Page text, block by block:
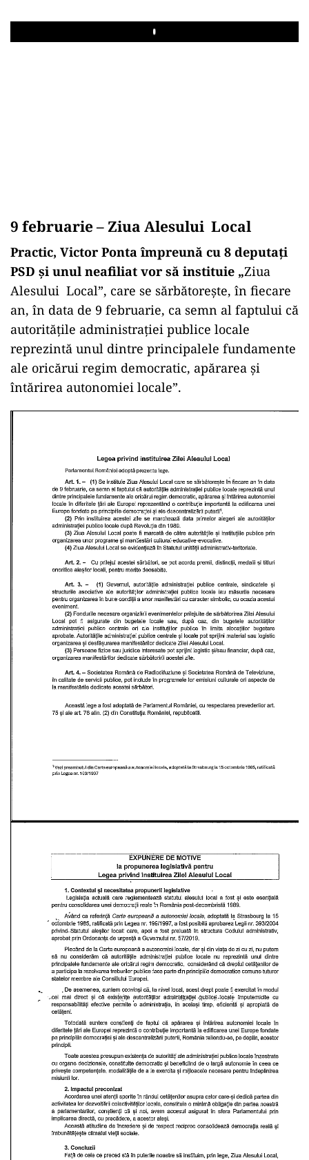
Play
9 februarie –Ziua Alesului Local
Practic, Victor Ponta împreună cu 8 deputați
PSD și unul neafiliat vor să instituie „Ziua
Alesului Local”, care se sărbătoreşte, în fiecare
an, în data de 9 februarie, ca semn al faptului că
autorităţile administraţiei publice locale
reprezintă unul dintre principalele fundamente
ale oricărui regim democratic, apărarea şi
întărirea autonomiei locale”.